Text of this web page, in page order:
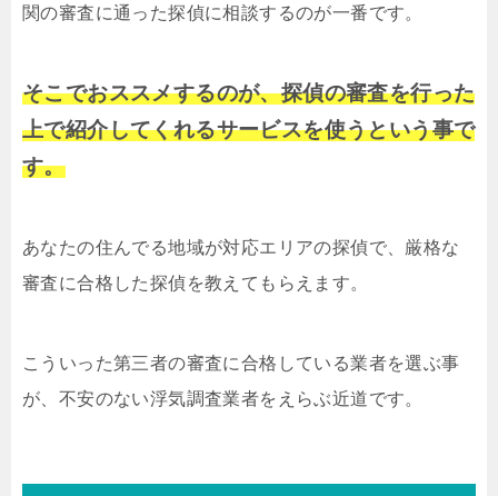
関の審査に通った探偵に相談するのが一番です。
そこでおススメするのが、探偵の審査を行った
上で紹介してくれるサービスを使うという事で
す。
あなたの住んでる地域が対応エリアの探偵で、厳格な
審査に合格した探偵を教えてもらえます。
こういった第三者の審査に合格している業者を選ぶ事
が、不安のない浮気調査業者をえらぶ近道です。